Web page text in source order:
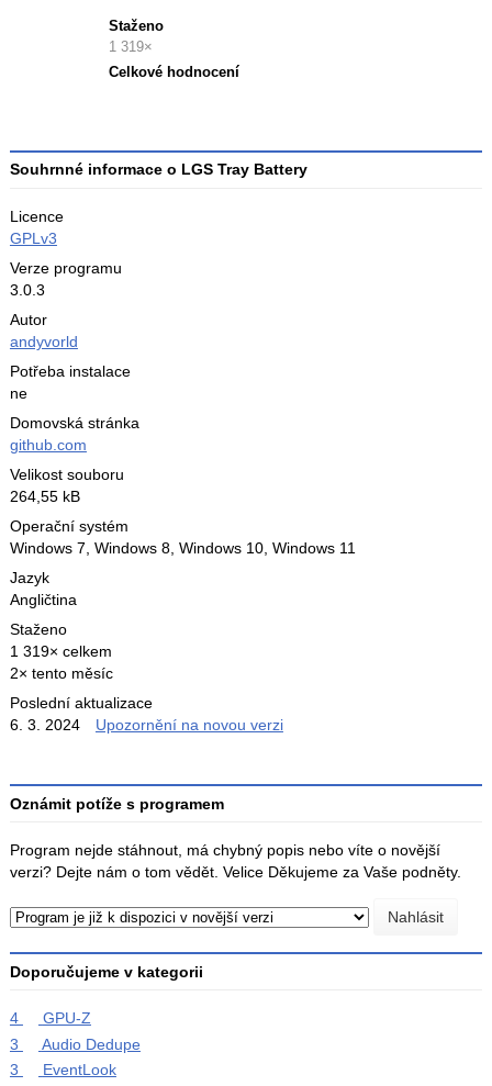
Staženo
1 319×
Celkové hodnocení
Souhrnné informace o LGS Tray Battery
Licence
GPLv3
Verze programu
3.0.3
Autor
andyvorld
Potřeba instalace
ne
Domovská stránka
github.com
Velikost souboru
264,55 kB
Operační systém
Windows 7, Windows 8, Windows 10, Windows 11
Jazyk
Angličtina
Staženo
1 319× celkem
2× tento měsíc
Poslední aktualizace
6. 3. 2024
Upozornění na novou verzi
Oznámit potíže s programem
Program nejde stáhnout, má chybný popis nebo víte o novější
verzi? Dejte nám o tom vědět. Velice Děkujeme za Vaše podněty.
Doporučujeme v kategorii
4
GPU-Z
3
Audio Dedupe
3
EventLook